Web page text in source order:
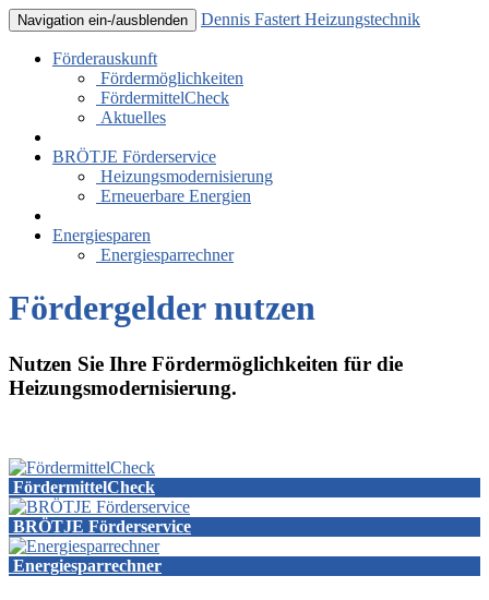
Navigation ein-/ausblenden Dennis Fastert Heizungstechnik
Förderauskunft
Fördermöglichkeiten
FördermittelCheck
Aktuelles
BRÖTJE Förderservice
Heizungsmodernisierung
Erneuerbare Energien
Energiesparen
Energiesparrechner
Fördergelder nutzen
Nutzen Sie Ihre Fördermöglichkeiten für die
Heizungsmodernisierung.
FördermittelCheck
BRÖTJE Förderservice
Energiesparrechner